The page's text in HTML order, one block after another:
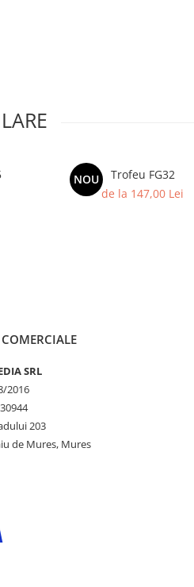
NOU
Trofeu FG32
de la 147,00 Lei
SRL
2016
203
de Mures, Mures